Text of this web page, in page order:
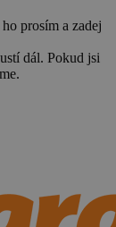
prosím a zadej
dál. Pokud jsi